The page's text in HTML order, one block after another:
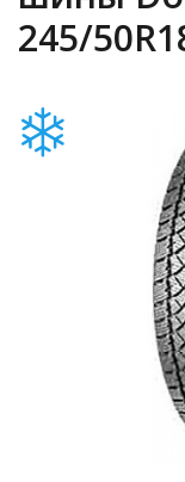
245/